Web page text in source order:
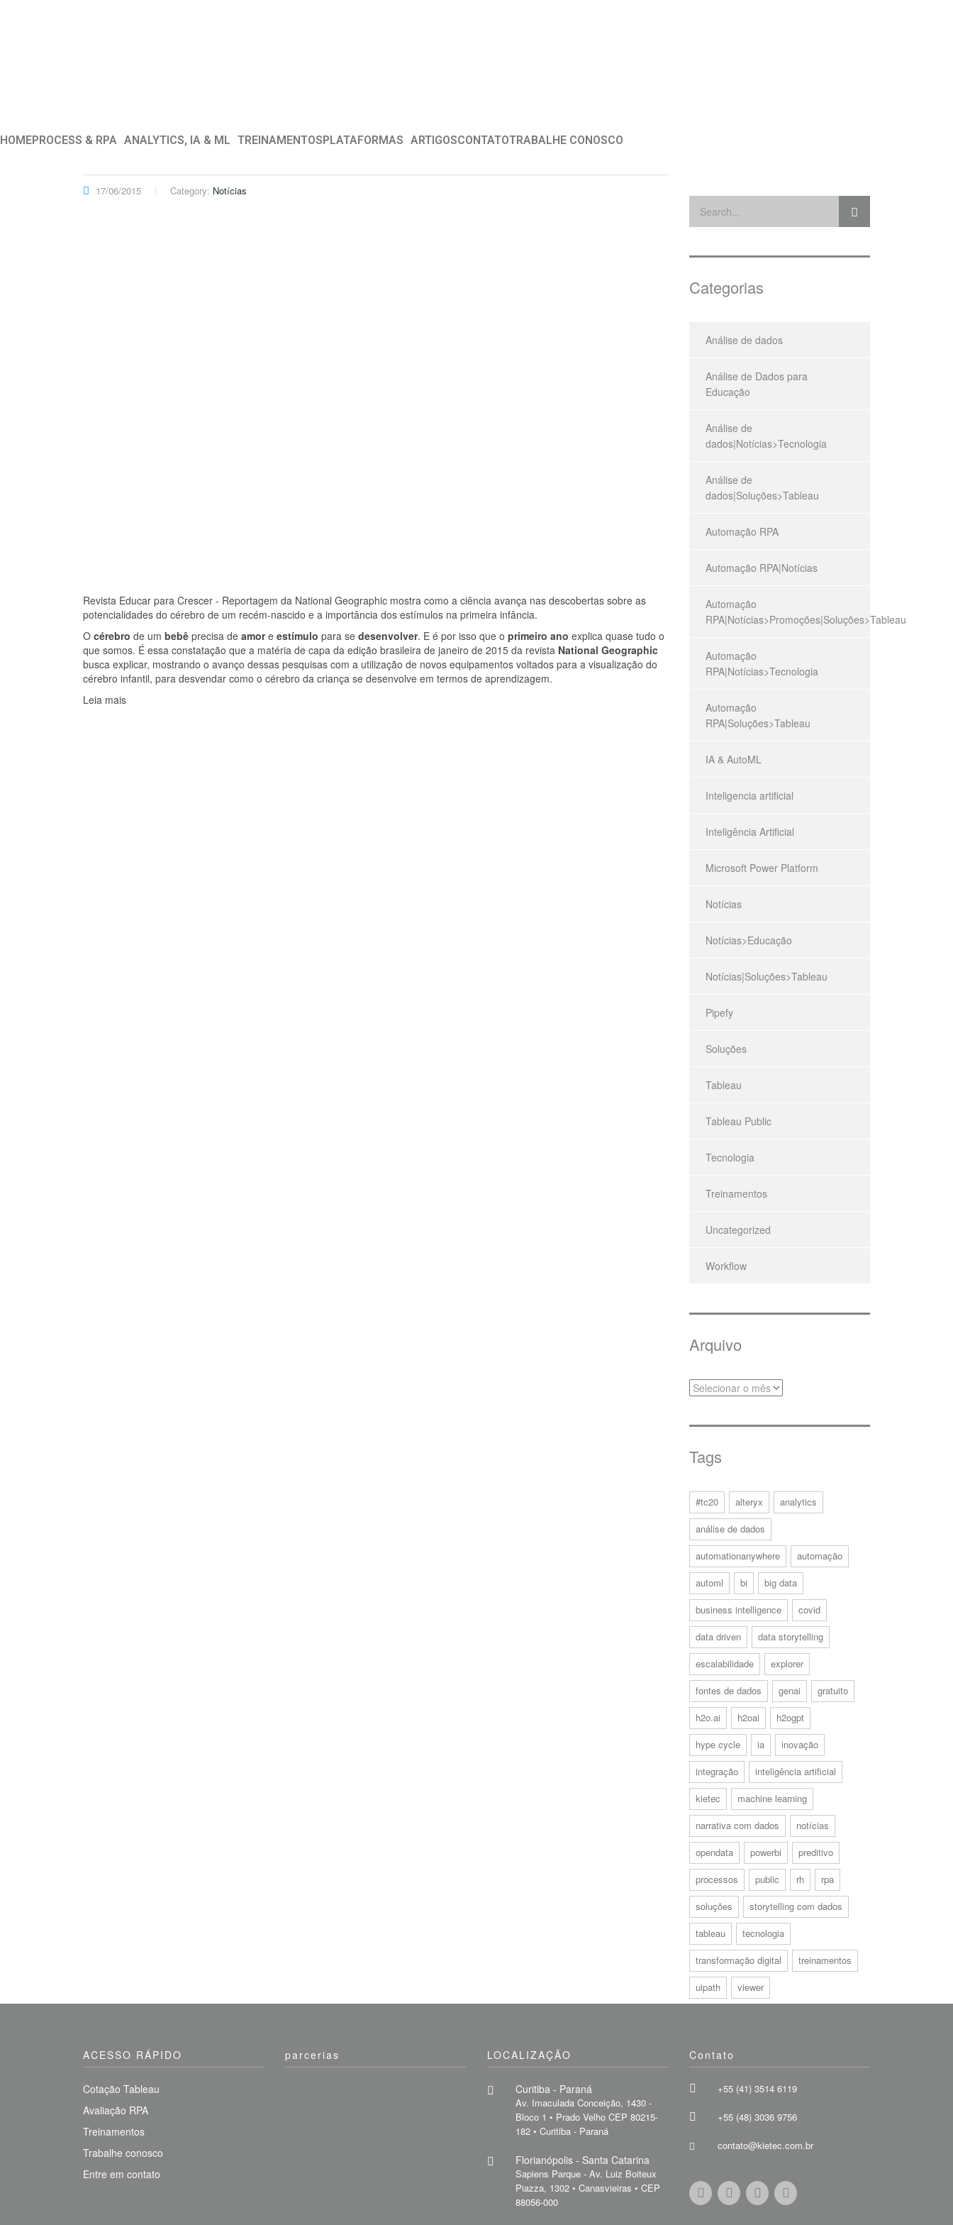
HOMEPROCESS & RPA ANALYTICS, IA & ML TREINAMENTOSPLATAFORMAS ARTIGOSCONTATOTRABALHE CONOSCO
17/06/2015 Category: Notícias
Revista Educar para Crescer - Reportagem da National Geographic mostra como a ciência avança nas descobertas sobre as
potencialidades do cérebro de um recém-nascido e a importância dos estímulos na primeira infância.
O cérebro de um bebê precisa de amore estímulo para se desenvolver. E é por isso que o primeiro ano explica quase tudo o
que somos. É essa constatação que a matéria de capa da edição brasileira de janeiro de 2015 da revista National Geographic
busca explicar, mostrando o avanço dessas pesquisas com a utilização de novos equipamentos voltados para a visualização do
cérebro infantil, para desvendar como o cérebro da criança se desenvolve em termos de aprendizagem.
Leia mais
Categorias
Análise de dados
Análise de Dados para
Educação
Análise de
dados|Notícias>Tecnologia
Análise de
dados|Soluções>Tableau
Automação RPA
Automação RPA|Notícias
Automação
RPA|Notícias>Promoções|Soluções>Tableau
Automação
RPA|Notícias>Tecnologia
Automação
RPA|Soluções>Tableau
IA & AutoML
Inteligencia artificial
Inteligência Artificial
Microsoft Power Platform
Notícias
Notícias>Educação
Notícias|Soluções>Tableau
Pipefy
Soluções
Tableau
Tableau Public
Tecnologia
Treinamentos
Uncategorized
Workflow
Arquivo
Tags
#tc20 alteryx
analytics
análise de dados
automationanywhere
automação
automl
bi
big data
business intelligence
covid
data driven
data storytelling
escalabilidade
explorer
fontes de dados
genai
gratuito
h2o.ai
h2oai
h2ogpt
hype cycle
ia
inovação
integração
inteligência artificial
kietec
machine learning
narrativa com dados
notícias
opendata
powerbi
preditivo
processos
public rh
rpa
soluções
storytelling com dados
tableau
tecnologia
transformação digital
treinamentos
uipath
viewer
ACESSO RÁPIDO
Cotação Tableau
Avaliação RPA
Treinamentos
Trabalhe conosco
Entre em contato
parcerias LOCALIZAÇÃO
Curitiba - Paraná
Av. Imaculada Conceição, 1430 -
Bloco 1 • Prado Velho CEP 80215-
182 • Curitiba - Paraná
Florianópolis - Santa Catarina
Sapiens Parque - Av. Luiz Boiteux
Piazza, 1302 • Canasvieiras • CEP
88056-000
Contato
+55 (41) 3514 6119
+55 (48) 3036 9756
contato@kietec.com.br